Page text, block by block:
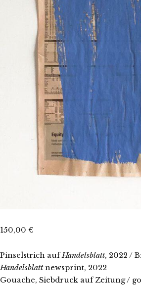
150,00 €
Pinselstrich aufHandelsblatt, 2022 /
Handelsblattnewsprint, 2022
Gouache, Siebdruck auf Zeitung /